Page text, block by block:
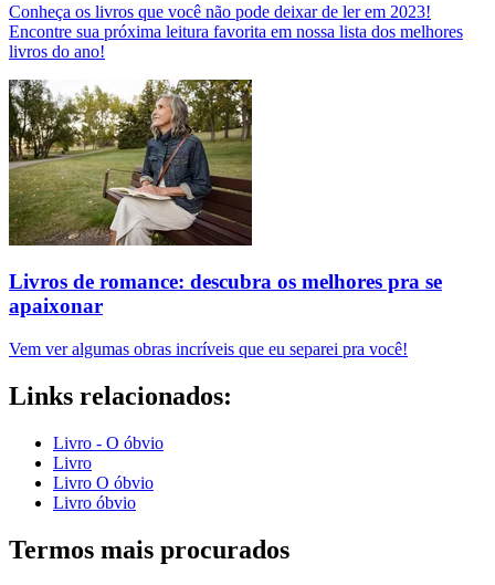
Conheça os livros que você não pode deixar de ler em 2023!
Encontre sua próxima leitura favorita em nossa lista dos melhores
livros do ano!
Livros de romance: descubra os melhores pra se
apaixonar
Vem ver algumas obras incríveis que eu separei pra você!
Links relacionados:
Livro - O óbvio
Livro
Livro O óbvio
Livro óbvio
Termos mais procurados